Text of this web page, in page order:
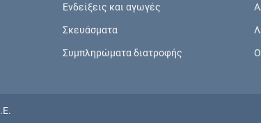
νόσους, συμπτώματα και
Ενδείξεις και αγωγές
Σκευάσματα
Συμπληρώματα διατροφής